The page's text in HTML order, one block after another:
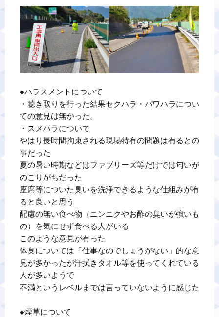
◆ハラスメントについて
・聴き取りを行った結果セクハラ・パワハラについ
ての意見は無かった。
・スメハラについて
やはり長時間拘束される現場特有の問題は有るとの
事だった
夏の暑い時期などはファブリーズ等だけでは匂いが
のこりがちだった
座席等についた臭いを洗浄できるような仕組みが有
ると良いと思う
配慮の無い食べ物（ニンニクやお酢の臭いが強いも
の）を気にせず食べる人がいる
このような意見が有った
体臭については「仕事なのでしょうがない」的な意
見が多かったが汗拭きタオル等を使ってくれている
人が多いようで
不満というレベルまでは言っていないように感じた
◆煙草について